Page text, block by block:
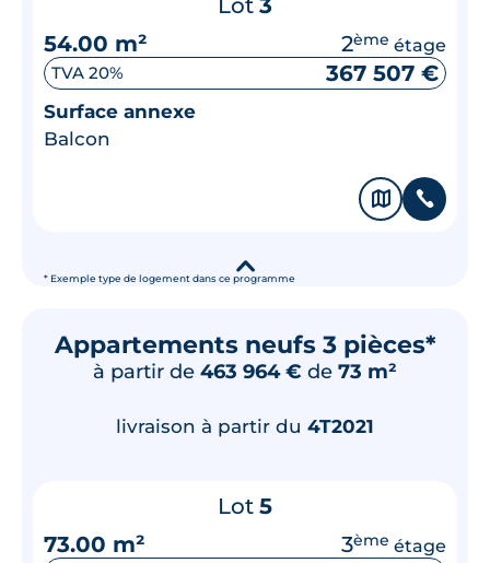
* Exemple type de logement dans ce programme
54.00 m²
2ème étage
TVA 20% 367 507 €
Surface annexe
Balcon
🗞 📞
▾
Appartements neufs 3 pièces*
à partir de 463 964 € de 73 m²
livraison à partir du 4T2021
Lot 5
73.00 m²
3ème étage